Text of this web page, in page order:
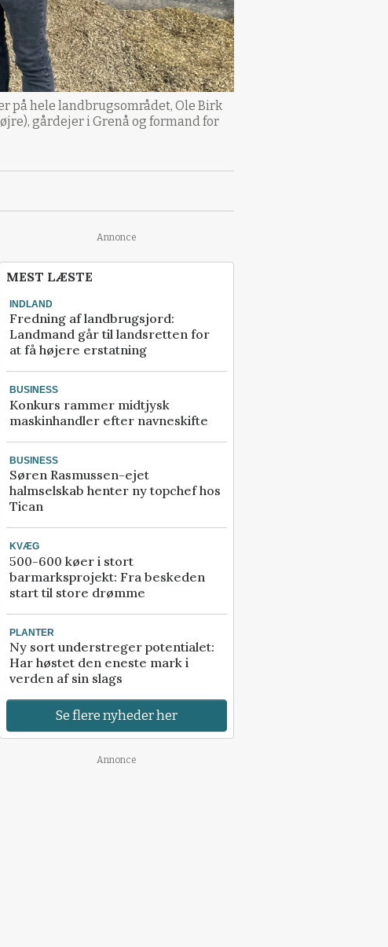
på hele landbrugsområdet, Ole Birk
gårdejer i Grenå og formand for
Annonce
MEST LÆSTE
INDLAND
Fredning af landbrugsjord:
Landmand går til landsretten for
at få højere erstatning
BUSINESS
Konkurs rammer midtjysk
maskinhandler efter navneskifte
BUSINESS
Søren Rasmussen-ejet
halmselskab henter ny topchef hos
Tican
KVÆG
500-600 køer i stort
barmarksprojekt: Fra beskeden
start til store drømme
PLANTER
Ny sort understreger potentialet:
Har høstet den eneste mark i
verden af sin slags
Se flere nyheder her
Annonce